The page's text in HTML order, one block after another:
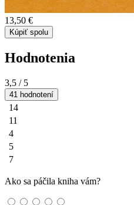
13,50 €
Kúpiť spolu
Hodnotenia
3,5 / 5
41 hodnotení
14
11
4
5
7
Ako sa páčila kniha vám?